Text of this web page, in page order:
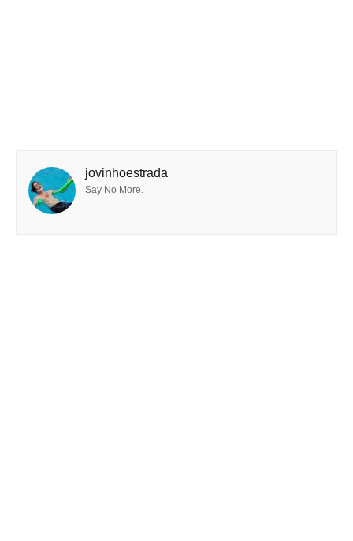
jovinhoestrada
Say No More.